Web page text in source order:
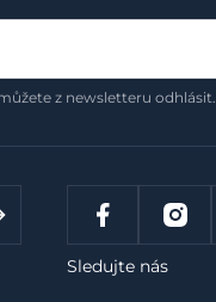
z newsletteru odhlásit.
Sledujte nás